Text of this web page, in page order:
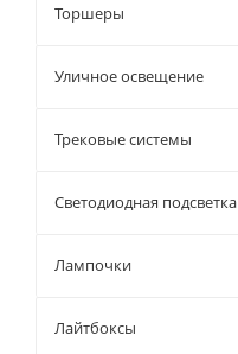
Торшеры
Уличное освещение
Трековые системы
Светодиодная подсветка
Лампочки
Лайтбоксы